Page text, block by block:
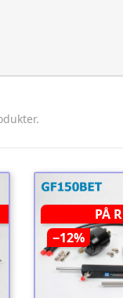
PÅ
−12%